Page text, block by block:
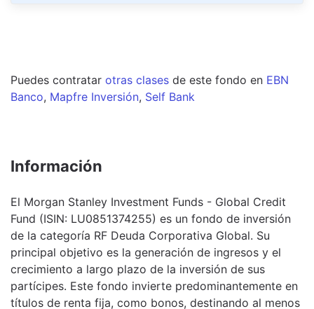
Puedes contratar otras clases de este fondo en EBN
Banco, Mapfre Inversión, Self Bank
Información
El Morgan Stanley Investment Funds - Global Credit
Fund (ISIN: LU0851374255) es un fondo de inversión
de la categoría RF Deuda Corporativa Global. Su
principal objetivo es la generación de ingresos y el
crecimiento a largo plazo de la inversión de sus
partícipes. Este fondo invierte predominantemente en
títulos de renta fija, como bonos, destinando al menos